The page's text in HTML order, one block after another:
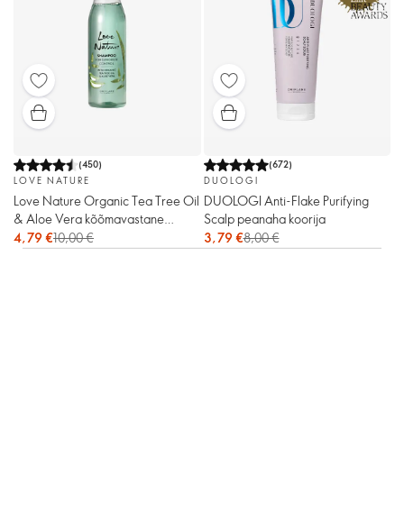
(450)
LOVE NATURE
Love Nature Organic Tea Tree Oil
& Aloe Vera kõõmavastane
šampoon
4,79 €10,00 €
(672)
DUOLOGI
DUOLOGI Anti-Flake Purifying
Scalp peanaha koorija
3,79 €8,00 €